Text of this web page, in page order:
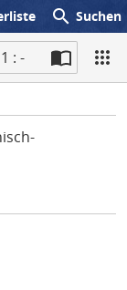
search Suchen
1 : -